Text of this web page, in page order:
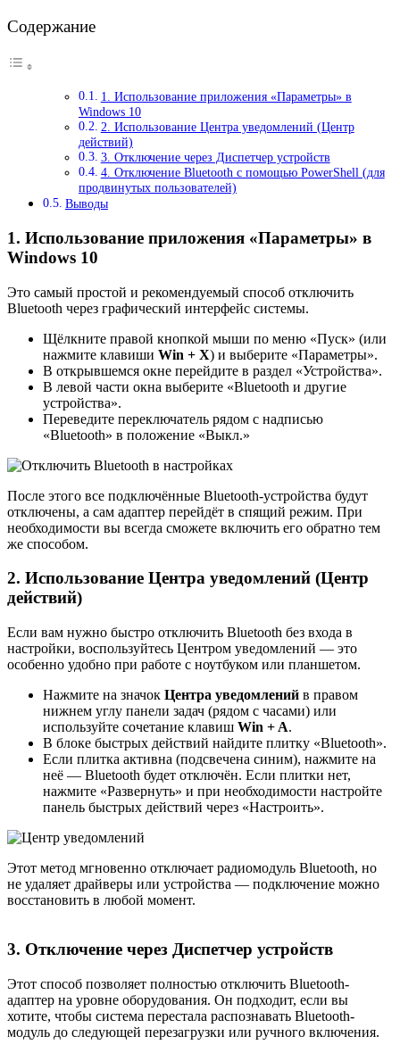
Содержание
1. Использование приложения «Параметры» в
Windows 10
2. Использование Центра уведомлений (Центр
действий)
3. Отключение через Диспетчер устройств
4. Отключение Bluetooth с помощью PowerShell (для
продвинутых пользователей)
Выводы
1. Использование приложения «Параметры» в
Windows 10
Это самый простой и рекомендуемый способ отключить
Bluetooth через графический интерфейс системы.
Щёлкните правой кнопкой мыши по меню «Пуск» (или
нажмите клавиши Win + X) и выберите «Параметры».
В открывшемся окне перейдите в раздел «Устройства».
В левой части окна выберите «Bluetooth и другие
устройства».
Переведите переключатель рядом с надписью
«Bluetooth» в положение «Выкл.»
После этого все подключённые Bluetooth-устройства будут
отключены, а сам адаптер перейдёт в спящий режим. При
необходимости вы всегда сможете включить его обратно тем
же способом.
2. Использование Центра уведомлений (Центр
действий)
Если вам нужно быстро отключить Bluetooth без входа в
настройки, воспользуйтесь Центром уведомлений — это
особенно удобно при работе с ноутбуком или планшетом.
Нажмите на значок Центра уведомлений в правом
нижнем углу панели задач (рядом с часами) или
используйте сочетание клавиш Win + A.
В блоке быстрых действий найдите плитку «Bluetooth».
Если плитка активна (подсвечена синим), нажмите на
неё — Bluetooth будет отключён. Если плитки нет,
нажмите «Развернуть» и при необходимости настройте
панель быстрых действий через «Настроить».
Этот метод мгновенно отключает радиомодуль Bluetooth, но
не удаляет драйверы или устройства — подключение можно
восстановить в любой момент.
3. Отключение через Диспетчер устройств
Этот способ позволяет полностью отключить Bluetooth-
адаптер на уровне оборудования. Он подходит, если вы
хотите, чтобы система перестала распознавать Bluetooth-
модуль до следующей перезагрузки или ручного включения.